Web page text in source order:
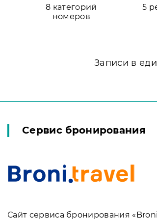
8 категорий
номеров
5
Записи в
Сервис бронирования
Сайт сервиса бронирования